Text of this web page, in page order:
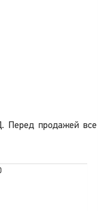
Перед продажей все